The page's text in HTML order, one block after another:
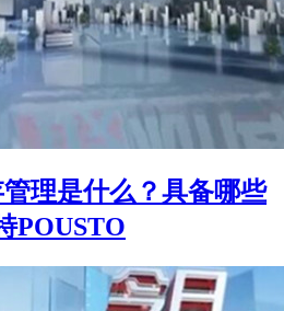
理是什么？具备哪些
POUSTO